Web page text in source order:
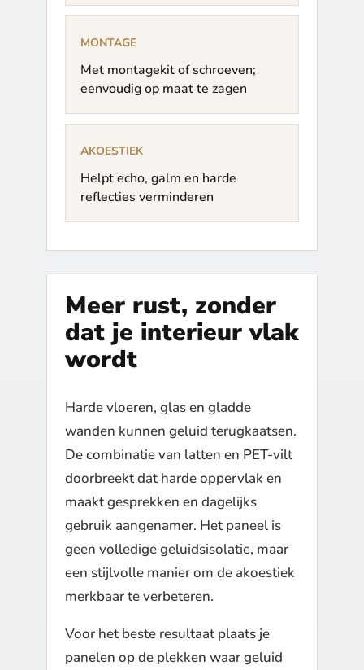
MONTAGE
Met montagekit of schroeven;
eenvoudig op maat te zagen
AKOESTIEK
Helpt echo, galm en harde
reflecties verminderen
Meer rust, zonder
dat je interieur vlak
wordt
Harde vloeren, glas en gladde
wanden kunnen geluid terugkaatsen.
De combinatie van latten en PET-vilt
doorbreekt dat harde oppervlak en
maakt gesprekken en dagelijks
gebruik aangenamer. Het paneel is
geen volledige geluidsisolatie, maar
een stijlvolle manier om de akoestiek
merkbaar te verbeteren.
Voor het beste resultaat plaats je
panelen op de plekken waar geluid